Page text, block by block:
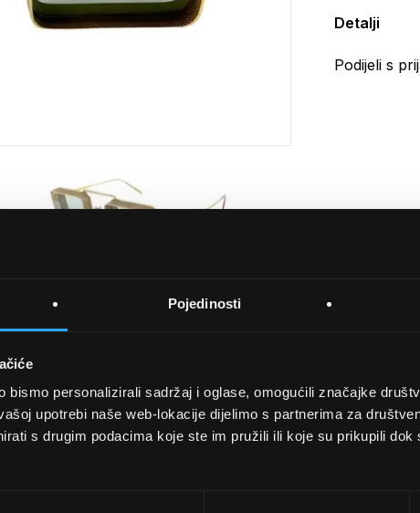
Pojedinosti
bismo personalizirali sadržaj i oglase, omogućili značajke
upotrebi naše web-lokacije dijelimo s partnerima za
s drugim podacima koje ste im pružili ili koje su prikupili dok
Detalji
Podijeli s
UVJETI KUPNJE
Opći uvjeti poslovanja